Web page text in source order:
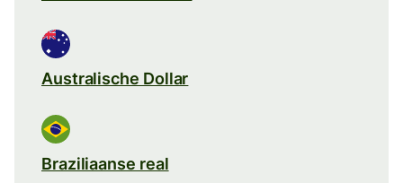
Australische Dollar
Braziliaanse real